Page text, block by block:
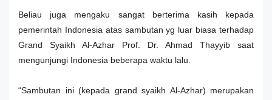
Beliau juga mengaku sangat berterima kasih kepada
pemerintah Indonesia atas sambutan yg luar biasa terhadap
Grand Syaikh Al-Azhar Prof. Dr. Ahmad Thayyib saat
mengunjungi Indonesia beberapa waktu lalu.
“Sambutan ini (kepada grand syaikh Al-Azhar) merupakan